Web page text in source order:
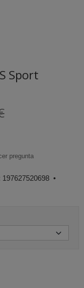
Sport
pregunta
197627520698 •